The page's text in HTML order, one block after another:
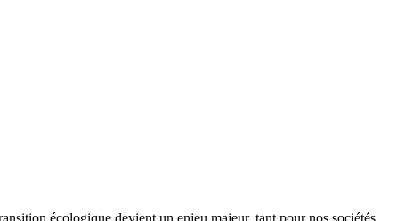
écologique devient un enjeu majeur, tant pour nos sociétés